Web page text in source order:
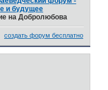
и будущее
на Добролюбова
создать форум бесплатно